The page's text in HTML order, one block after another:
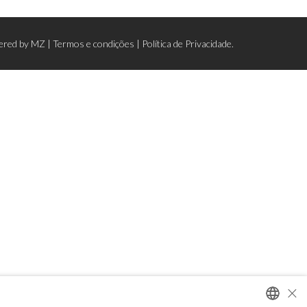
by MZ | Termos e condições | Política de Privacidade.
×